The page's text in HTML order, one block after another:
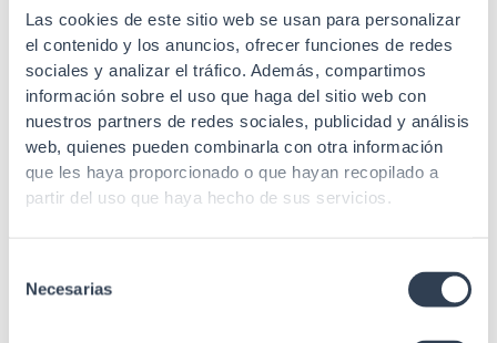
Las cookies de este sitio web se usan para personalizar
el contenido y los anuncios, ofrecer funciones de redes
sociales y analizar el tráfico. Además, compartimos
información sobre el uso que haga del sitio web con
nuestros partners de redes sociales, publicidad y análisis
web, quienes pueden combinarla con otra información
que les haya proporcionado o que hayan recopilado a
partir del uso que haya hecho de sus servicios.
Necesarias
calidad.
Código EAN 8435481003288
Fabricante
Gtlan Soluciones en
Color del